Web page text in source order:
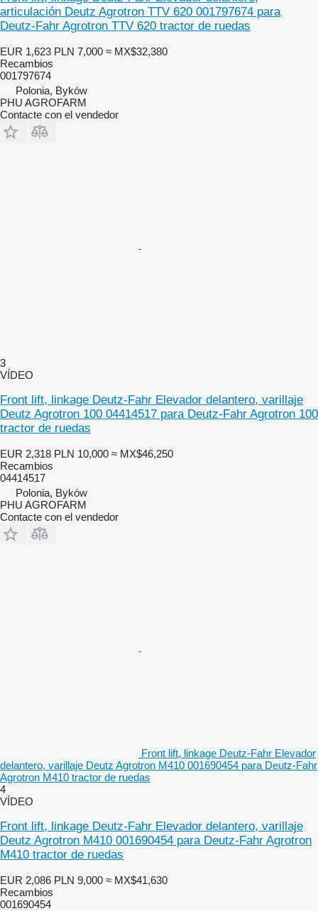
articulación Deutz Agrotron TTV 620 001797674 para
Deutz-Fahr Agrotron TTV 620 tractor de ruedas
EUR 1,623 PLN 7,000 ≈ MX$32,380
Recambios
001797674
Polonia, Byków
PHU AGROFARM
Contacte con el vendedor
3
VÍDEO
Front lift, linkage Deutz-Fahr Elevador delantero, varillaje
Deutz Agrotron 100 04414517 para Deutz-Fahr Agrotron 100
tractor de ruedas
EUR 2,318 PLN 10,000 ≈ MX$46,250
Recambios
04414517
Polonia, Byków
PHU AGROFARM
Contacte con el vendedor
Front lift, linkage Deutz-Fahr Elevador
delantero, varillaje Deutz Agrotron M410 001690454 para Deutz-Fahr
Agrotron M410 tractor de ruedas
4
VÍDEO
Front lift, linkage Deutz-Fahr Elevador delantero, varillaje
Deutz Agrotron M410 001690454 para Deutz-Fahr Agrotron
M410 tractor de ruedas
EUR 2,086 PLN 9,000 ≈ MX$41,630
Recambios
001690454